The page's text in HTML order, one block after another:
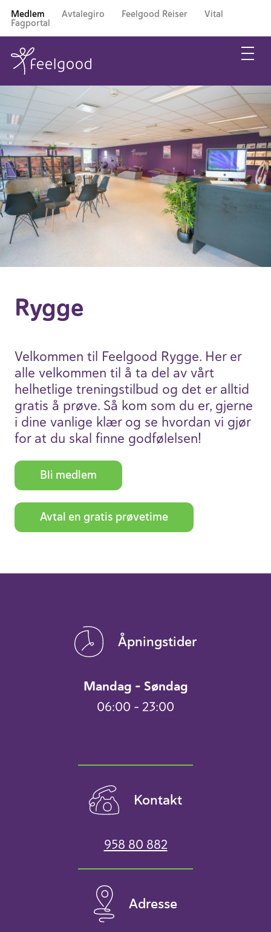
Medlem Avtalegiro Feelgood Reiser Vital
Fagportal
Rygge
Velkommen til Feelgood Rygge. Her er
alle velkommen til å ta del av vårt
helhet­lige trenings­tilbud og det er alltid
gratis å prøve. Så kom som du er, gjerne
i dine vanlige klær og se hvordan vi gjør
for at du skal finne godfø­lelsen!
Bli medlem
Avtal en gratis prøve­time
Åpningstider
Mandag – Søndag
06:00 – 23:00
Kontakt
958 80 882
Adresse